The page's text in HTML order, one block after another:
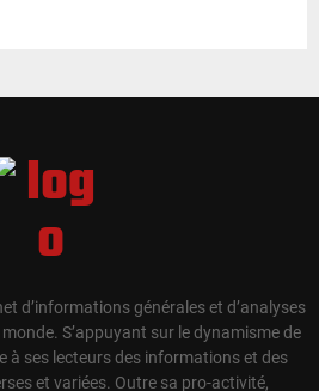
d’informations générales et d’analyses
monde. S’appuyant sur le dynamisme de
à ses lecteurs des informations et des
et variées. Outre sa pro-activité,